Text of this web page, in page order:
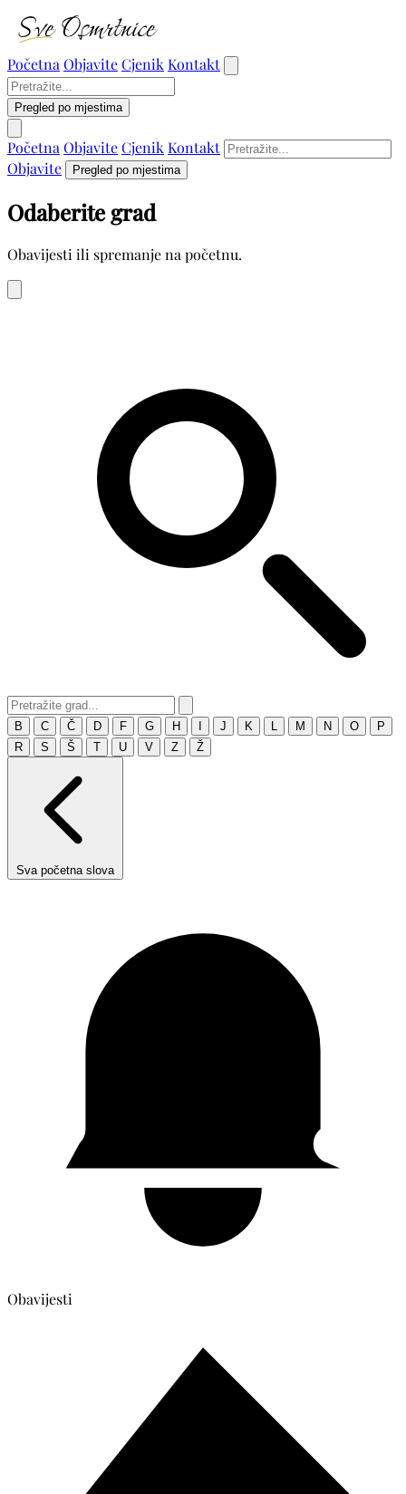
Početna ObjaviteCjenik Kontakt
Pregled po mjestima
Početna ObjaviteCjenik Kontakt
Objavite
Pregled po mjestima
Odaberite grad
Obavijesti ili spremanje na početnu.
B C Č D F G H J K M N O
P
R
S Š T U V Z Ž
Sva početna slova
Obavijesti